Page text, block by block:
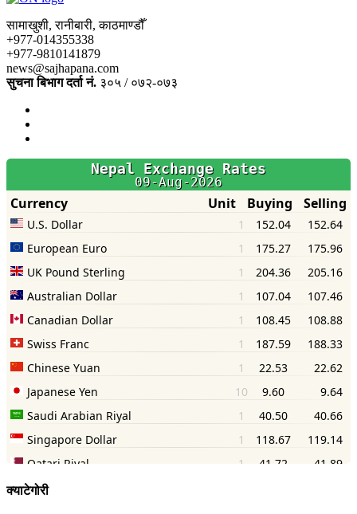
सामाखुशी, रानीबारी, काठमाण्डौँ
+977-014355338
+977-9810141879
news@sajhapana.com
सुचना बिभाग दर्ता नं. ३०५ / ०७२-०७३
क्याटेगोरी